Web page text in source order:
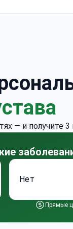
— и получите
Нет
Прямые